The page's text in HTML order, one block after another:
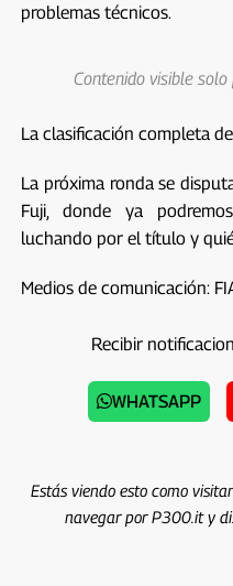
problemas técnicos.
Contenido visible
La clasificación completa
La próxima ronda se
Fuji, donde ya
luchando por el título y
Medios de comunicación:
Recibir
WHATSAPP
Estás viendo esto como
navegar por P300.it y